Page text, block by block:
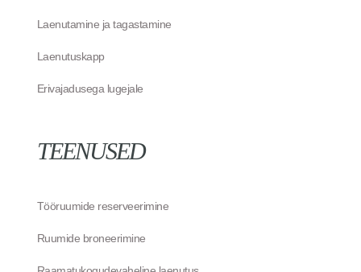
Laenutamine ja tagastamine
Laenutuskapp
Erivajadusega lugejale
TEENUSED
Tööruumide reserveerimine
Ruumide broneerimine